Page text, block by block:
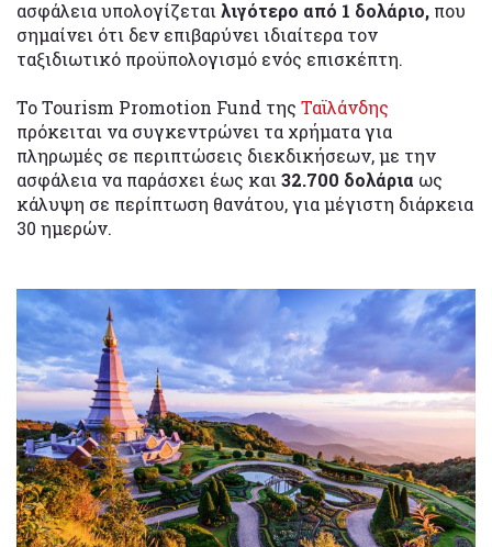
ασφάλεια υπολογίζεταιλιγότερο από 1 δολάριο, που
σημαίνει ότι δεν επιβαρύνει ιδιαίτερα τον
ταξιδιωτικό προϋπολογισμό ενός επισκέπτη.
Το Tourism Promotion Fund της Ταϊλάνδης
πρόκειται να συγκεντρώνει τα χρήματα για
πληρωμές σε περιπτώσεις διεκδικήσεων, με την
ασφάλεια να παράσχει έως και32.700 δολάρια ως
κάλυψη σε περίπτωση θανάτου, για μέγιστη διάρκεια
30 ημερών.